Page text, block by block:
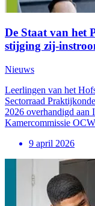
De Staat van het
stijging zij-
Nieuws
Leerlingen van het
Sectorraad
2026 overhandigd aan
Kamercommissie
9 april 2026